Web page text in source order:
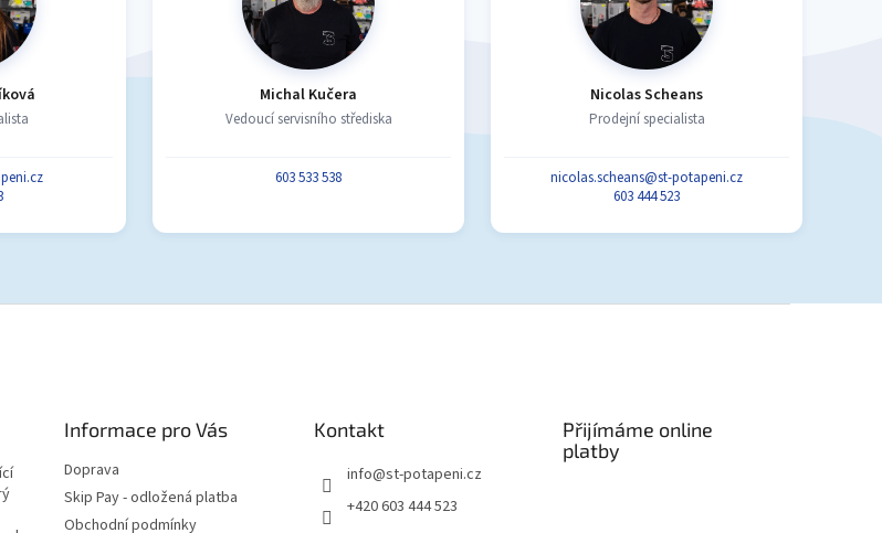
Michal Kučera
Vedoucí servisního střediska
603 533 538
Nicolas Scheans
Prodejní specialista
nicolas.scheans@st-potapeni.cz
603 444 523
Informace pro Vás
Doprava
Skip Pay - odložená platba
Obchodní podmínky
Kontakt
info@st-potapeni.cz
+420 603 444 523
Přijímáme online
platby